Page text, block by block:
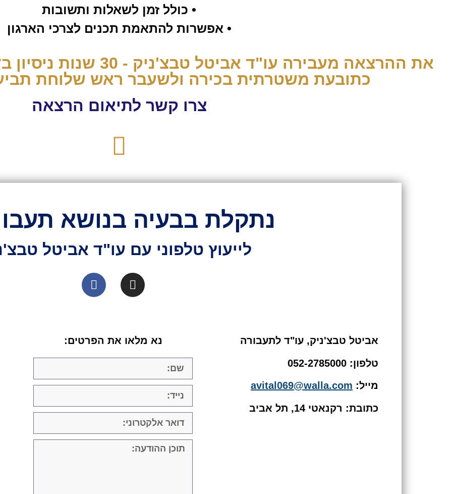
• כולל זמן לשאלות ותשובות
• אפשרות להתאמת תכנים לצרכי הארגון
כתובעת משטרתית בכירה ולשעבר ראש שלוחת
צרו קשר לתיאום הרצאה
נתקלת בבעיה בנושא
לייעוץ טלפוני עם עו"ד אביטל
אביטל טבצ'ניק, עו"ד לתעבורה
טלפון: 052-2785000
מייל: avital069@walla.com
כתובת: רקנאטי 14, תל אביב
נא מלאו את הפרטים: